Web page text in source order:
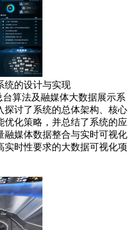
统的设计与实现
算法及融媒体大数据展示系
探讨了系统的总体架构、核心
化策略，并总结了系统的应
融媒体数据整合与实时可视化
实时性要求的大数据可视化项